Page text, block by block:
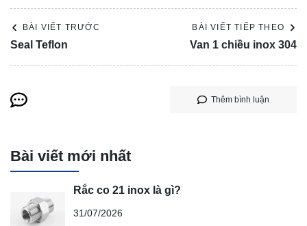
BÀI VIẾT TRƯỚC
Seal Teflon
BÀI VIẾT TIẾP THEO
Van 1 chiều inox 304
Thêm bình luận
Bài viết mới nhất
Rắc co 21 inox là gì?
31/07/2026